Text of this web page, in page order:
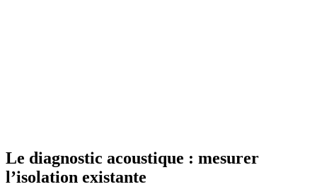
Le diagnostic acoustique : mesurer
l’isolation existante